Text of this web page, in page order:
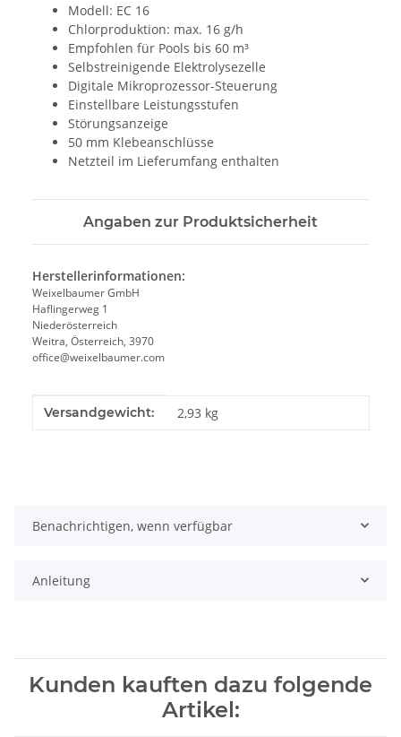
Modell: EC 16
Chlorproduktion: max. 16 g/h
Empfohlen für Pools bis 60 m³
Selbstreinigende Elektrolysezelle
Digitale Mikroprozessor-Steuerung
Einstellbare Leistungsstufen
Störungsanzeige
50 mm Klebeanschlüsse
Netzteil im Lieferumfang enthalten
Angaben zur Produktsicherheit
Herstellerinformationen:
Weixelbaumer GmbH
Haflingerweg 1
Niederösterreich
Weitra, Österreich, 3970
office@weixelbaumer.com
Produkteigenschaft
Wert
Versandgewicht: 2,93 kg
Benachrichtigen, wenn verfügbar
Anleitung
Kunden kauften dazu folgende
Artikel: